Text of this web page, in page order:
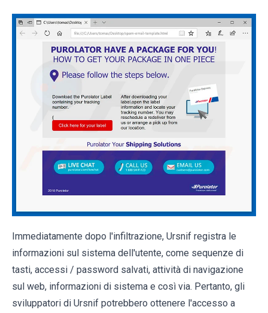
Immediatamente dopo l'infiltrazione, Ursnif registra le
informazioni sul sistema dell'utente, come sequenze di
tasti, accessi / password salvati, attività di navigazione
sul web, informazioni di sistema e così via. Pertanto, gli
sviluppatori di Ursnif potrebbero ottenere l'accesso a